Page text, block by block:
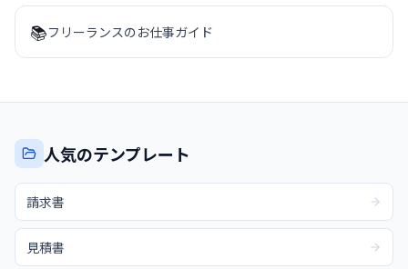
📚フリーランスのお仕事ガイド
人気のテンプレート
請求書
見積書